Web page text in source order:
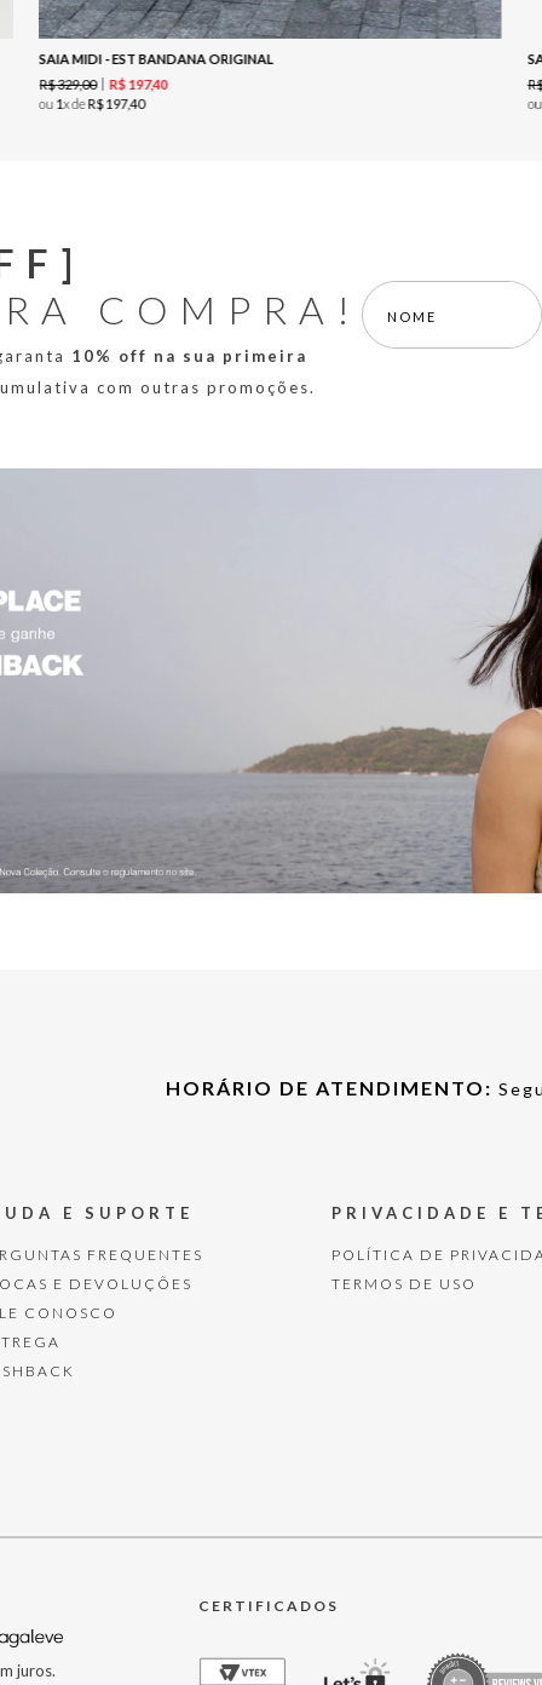
SAIA MIDI - EST BANDANA ORIGINAL
R$329,00 R$ 197,40
ou 1x deR$197,40
ou
COMPRA!
10% off na sua primeira
com outras promoções.
HORÁRIO DE ATENDIMENTO:
E SUPORTE
FREQUENTES
E DEVOLUÇÕES
CONOSCO
PRIVACIDADE E
POLÍTICA DE
TERMOS DE USO
juros.
CERTIFICADOS